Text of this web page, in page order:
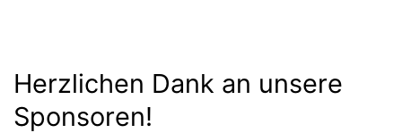
Herzlichen Dank an unsere
Sponsoren!